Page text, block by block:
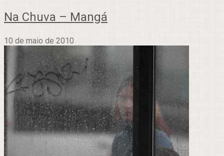
Na Chuva – Mangá
10 de maio de 2010